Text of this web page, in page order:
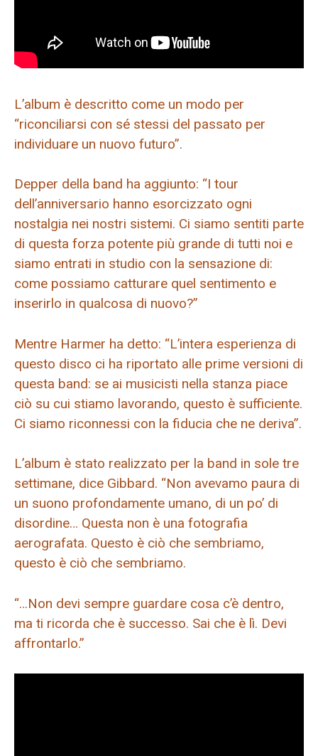
L’album è descritto come un modo per
“riconciliarsi con sé stessi del passato per
individuare un nuovo futuro”.
Depper della band ha aggiunto: “I tour
dell’anniversario hanno esorcizzato ogni
nostalgia nei nostri sistemi. Ci siamo sentiti parte
di questa forza potente più grande di tutti noi e
siamo entrati in studio con la sensazione di:
come possiamo catturare quel sentimento e
inserirlo in qualcosa di nuovo?”
Mentre Harmer ha detto: “L’intera esperienza di
questo disco ci ha riportato alle prime versioni di
questa band: se ai musicisti nella stanza piace
ciò su cui stiamo lavorando, questo è sufficiente.
Ci siamo riconnessi con la fiducia che ne deriva”.
L’album è stato realizzato per la band in sole tre
settimane, dice Gibbard. “Non avevamo paura di
un suono profondamente umano, di un po’ di
disordine… Questa non è una fotografia
aerografata. Questo è ciò che sembriamo,
questo è ciò che sembriamo.
“…Non devi sempre guardare cosa c’è dentro,
ma ti ricorda che è successo. Sai che è lì. Devi
affrontarlo.”